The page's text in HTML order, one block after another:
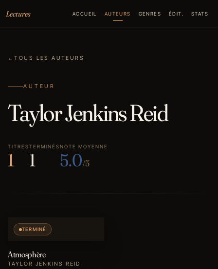
Lectures
ACCUEIL AUTEURS GENRES ÉDIT. STATS
←TOUS LES AUTEURS
AUTEUR
Taylor Jenkins Reid
TITRES
1
TERMINÉS
1
NOTE MOYENNE
5.0/5
TERMINÉ
Atmosphère
TAYLOR JENKINS REID